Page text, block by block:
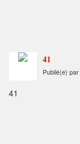
41
Publié(e) par
41